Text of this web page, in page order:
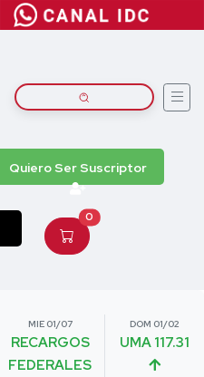
Quiero Ser Suscriptor
0
MIE 01/07
RECARGOS
FEDERALES
DOM 01/02
UMA 117.31